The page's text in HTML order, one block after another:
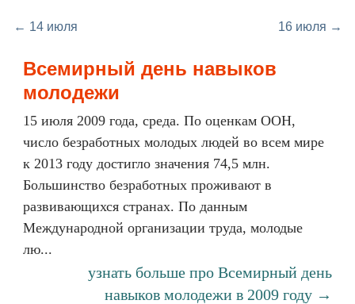
← 14 июля 16 июля →
Всемирный день навыков
молодежи
15 июля 2009 года, среда. По оценкам ООН,
число безработных молодых людей во всем мире
к 2013 году достигло значения 74,5 млн.
Большинство безработных проживают в
развивающихся странах. По данным
Международной организации труда, молодые
лю...
узнать больше про Всемирный день
навыков молодежи в 2009 году →